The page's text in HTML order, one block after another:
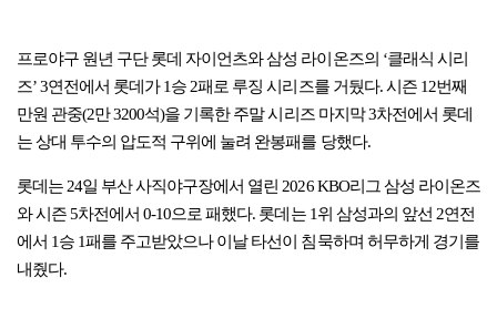
프로야구 원년 구단 롯데 자이언츠와 삼성 라이온즈의 ‘클래식 시리
즈’ 3연전에서 롯데가 1승 2패로 루징 시리즈를 거뒀다. 시즌 12번째
만원 관중(2만 3200석)을 기록한 주말 시리즈 마지막 3차전에서 롯데
는 상대 투수의 압도적 구위에 눌려 완봉패를 당했다.
롯데는 24일 부산 사직야구장에서 열린 2026 KBO리그 삼성 라이온즈
와 시즌 5차전에서 0-10으로 패했다. 롯데는 1위 삼성과의 앞선 2연전
에서 1승 1패를 주고받았으나 이날 타선이 침묵하며 허무하게 경기를
내줬다.